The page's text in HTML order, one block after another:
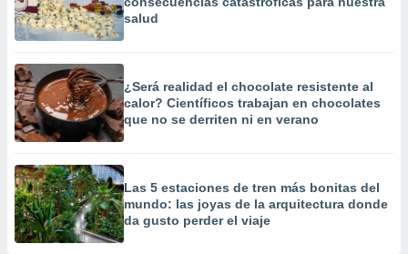
salud
¿Será realidad el chocolate resistente al
calor? Científicos trabajan en chocolates
que no se derriten ni en verano
Las 5 estaciones de tren más bonitas del
mundo: las joyas de la arquitectura donde
da gusto perder el viaje